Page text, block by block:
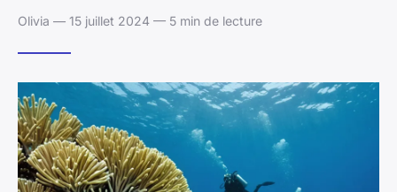
Olivia — 15 juillet 2024 — 5 min de lecture